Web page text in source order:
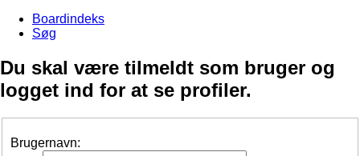
Boardindeks
Søg
Du skal være tilmeldt som bruger og
logget ind for at se profiler.
Brugernavn: